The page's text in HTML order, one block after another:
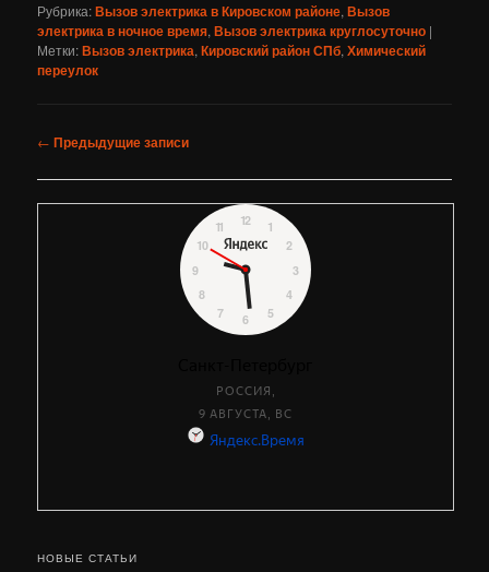
Рубрика:Вызов электрика в Кировском районе,Вызов
электрика в ночное время,Вызов электрика круглосуточно |
Метки:Вызов электрика,Кировский район СПб,Химический
переулок
Навигация
записям
← Предыдущие записи
НОВЫЕ СТАТЬИ